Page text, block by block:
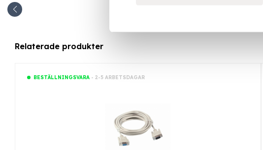
Relaterade produkter
BESTÄLLNINGSVARA- 2-5 ARBETSDAGAR